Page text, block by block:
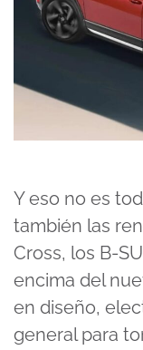
Y eso no es
también las
Cross, los B-
encima del
en diseño,
general para